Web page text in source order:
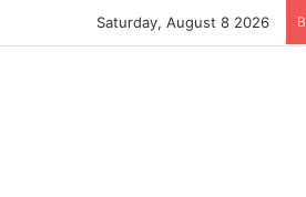
Saturday, August 8 2026